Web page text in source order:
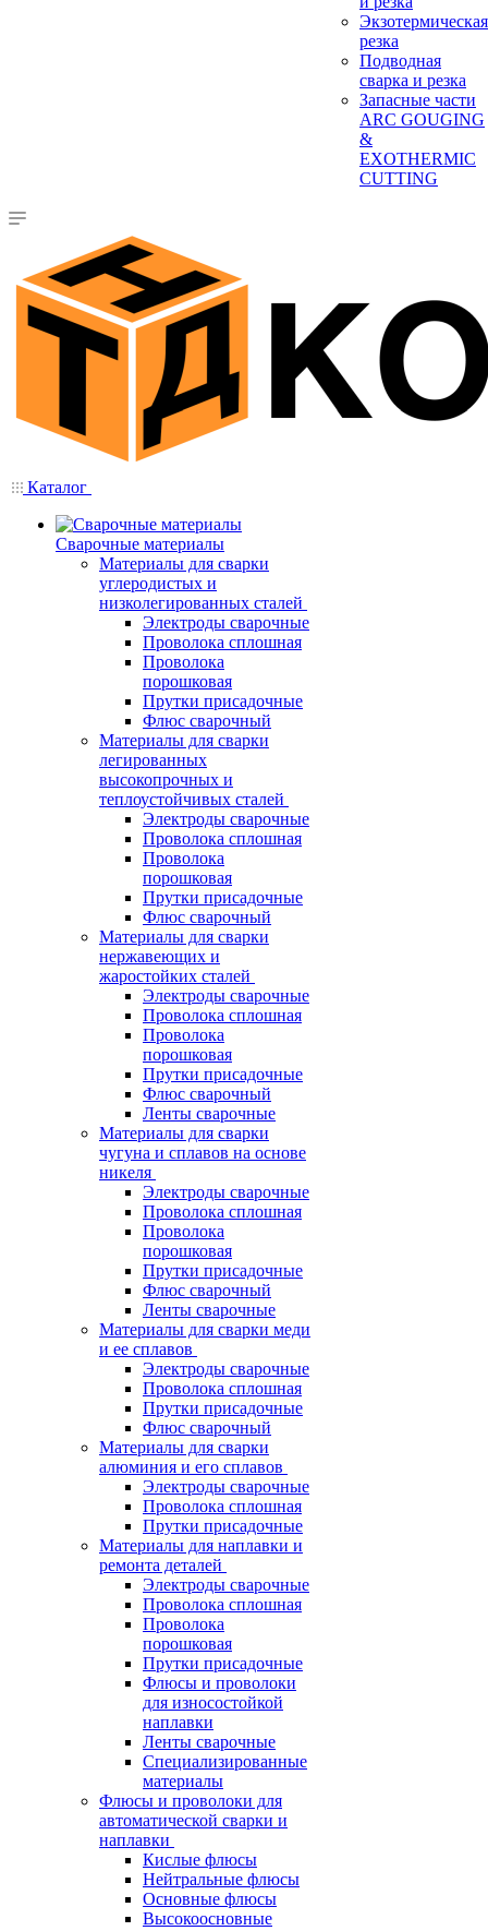
Экзотермическая
резка
Подводная
сварка и резка
Запасные части
ARC GOUGING
&
EXOTHERMIC
CUTTING
Каталог
Сварочные материалы
Материалы для сварки
углеродистых и
низколегированных сталей
Электроды сварочные
Проволока сплошная
Проволока
порошковая
Прутки присадочные
Флюс сварочный
Материалы для сварки
легированных
высокопрочных и
теплоустойчивых сталей
Электроды сварочные
Проволока сплошная
Проволока
порошковая
Прутки присадочные
Флюс сварочный
Материалы для сварки
нержавеющих и
жаростойких сталей
Электроды сварочные
Проволока сплошная
Проволока
порошковая
Прутки присадочные
Флюс сварочный
Ленты сварочные
Материалы для сварки
чугуна и сплавов на основе
никеля
Электроды сварочные
Проволока сплошная
Проволока
порошковая
Прутки присадочные
Флюс сварочный
Ленты сварочные
Материалы для сварки меди
и ее сплавов
Электроды сварочные
Проволока сплошная
Прутки присадочные
Флюс сварочный
Материалы для сварки
алюминия и его сплавов
Электроды сварочные
Проволока сплошная
Прутки присадочные
Материалы для наплавки и
ремонта деталей
Электроды сварочные
Проволока сплошная
Проволока
порошковая
Прутки присадочные
Флюсы и проволоки
для износостойкой
наплавки
Ленты сварочные
Специализированные
материалы
Флюсы и проволоки для
автоматической сварки и
наплавки
Кислые флюсы
Нейтральные флюсы
Основные флюсы
Высокоосновные